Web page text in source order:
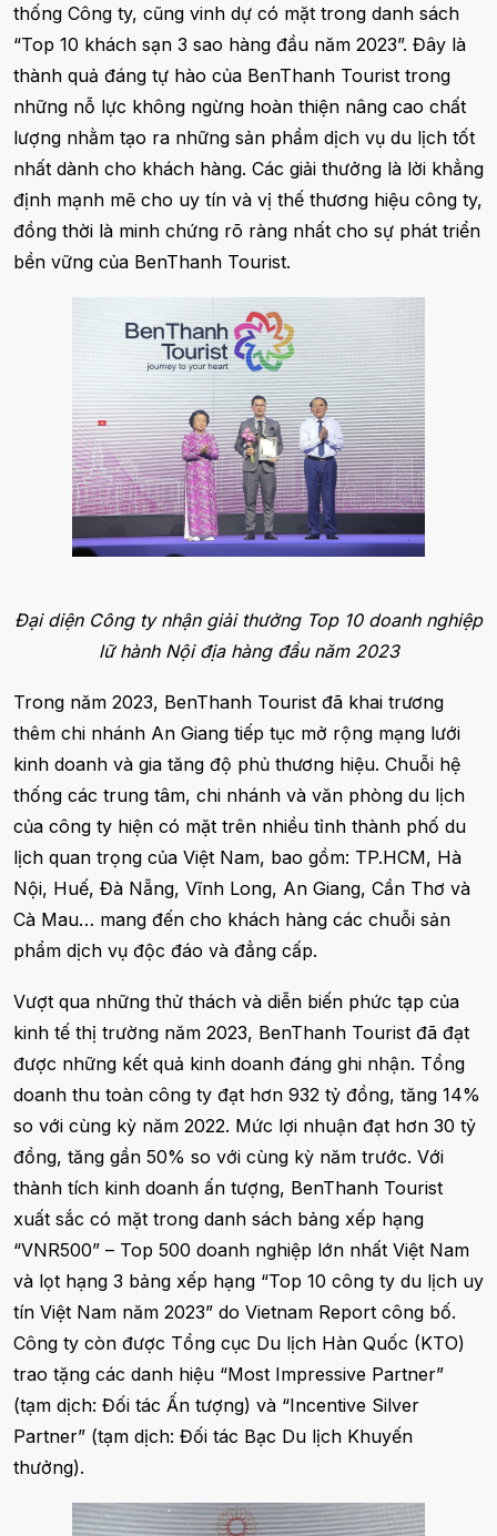
thống Công ty, cũng vinh dự có mặt trong danh sách
“Top 10 khách sạn 3 sao hàng đầu năm 2023”. Đây là
thành quả đáng tự hào của BenThanh Tourist trong
những nỗ lực không ngừng hoàn thiện nâng cao chất
lượng nhằm tạo ra những sản phẩm dịch vụ du lịch tốt
nhất dành cho khách hàng. Các giải thưởng là lời khẳng
định mạnh mẽ cho uy tín và vị thế thương hiệu công ty,
đồng thời là minh chứng rõ ràng nhất cho sự phát triển
bền vững của BenThanh Tourist.
Đại diện Công ty nhận giải thưởng Top 10 doanh nghiệp
lữ hành Nội địa hàng đầu năm 2023
Trong năm 2023, BenThanh Tourist đã khai trương
thêm chi nhánh An Giang tiếp tục mở rộng mạng lưới
kinh doanh và gia tăng độ phủ thương hiệu. Chuỗi hệ
thống các trung tâm, chi nhánh và văn phòng du lịch
của công ty hiện có mặt trên nhiều tỉnh thành phố du
lịch quan trọng của Việt Nam, bao gồm: TP.HCM, Hà
Nội, Huế, Đà Nẵng, Vĩnh Long, An Giang, Cần Thơ và
Cà Mau… mang đến cho khách hàng các chuỗi sản
phẩm dịch vụ độc đáo và đẳng cấp.
Vượt qua những thử thách và diễn biến phức tạp của
kinh tế thị trường năm 2023, BenThanh Tourist đã đạt
được những kết quả kinh doanh đáng ghi nhận. Tổng
doanh thu toàn công ty đạt hơn 932 tỷ đồng, tăng 14%
so với cùng kỳ năm 2022. Mức lợi nhuận đạt hơn 30 tỷ
đồng, tăng gần 50% so với cùng kỳ năm trước. Với
thành tích kinh doanh ấn tượng, BenThanh Tourist
xuất sắc có mặt trong danh sách bảng xếp hạng
“VNR500” – Top 500 doanh nghiệp lớn nhất Việt Nam
và lọt hạng 3 bảng xếp hạng “Top 10 công ty du lịch uy
tín Việt Nam năm 2023” do Vietnam Report công bố.
Công ty còn được Tổng cục Du lịch Hàn Quốc (KTO)
trao tặng các danh hiệu “Most Impressive Partner”
(tạm dịch: Đối tác Ấn tượng) và “Incentive Silver
Partner” (tạm dịch: Đối tác Bạc Du lịch Khuyến
thưởng).